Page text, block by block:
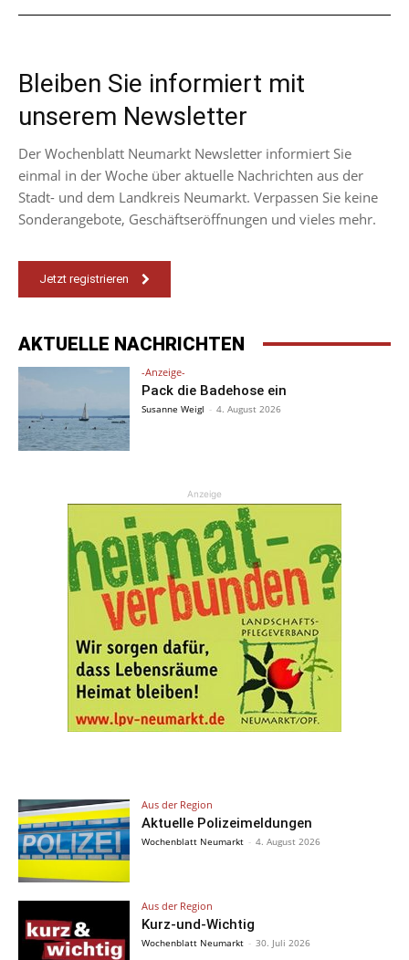
Bleiben Sie informiert mit
unserem Newsletter
Der Wochenblatt Neumarkt Newsletter informiert Sie
einmal in der Woche über aktuelle Nachrichten aus der
Stadt- und dem Landkreis Neumarkt. Verpassen Sie keine
Sonderangebote, Geschäftseröffnungen und vieles mehr.
Jetzt registrieren
AKTUELLE NACHRICHTEN
-Anzeige-
Pack die Badehose ein
Susanne Weigl - 4. August 2026
Anzeige
Aus der Region
Aktuelle Polizeimeldungen
Wochenblatt Neumarkt - 4. August 2026
Aus der Region
Kurz-und-Wichtig
Wochenblatt Neumarkt - 30. Juli 2026